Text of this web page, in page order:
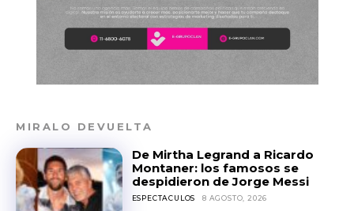
MIRALO DEVUELTA
De Mirtha Legrand a Ricardo
Montaner: los famosos se
despidieron de Jorge Messi
ESPECTACULOS 8 AGOSTO, 2026